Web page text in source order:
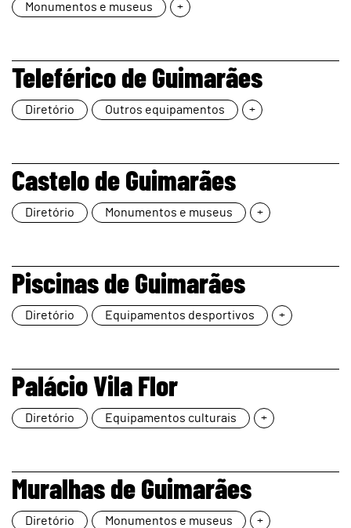
Monumentos e museus
+
page
Teleférico de Guimarães
Diretório Outros equipamentos +
page
Castelo de Guimarães
Diretório Monumentos e museus +
page
Piscinas de Guimarães
Diretório Equipamentos desportivos +
page
Palácio Vila Flor
Diretório Equipamentos culturais +
page
Muralhas de Guimarães
Diretório Monumentos e museus +